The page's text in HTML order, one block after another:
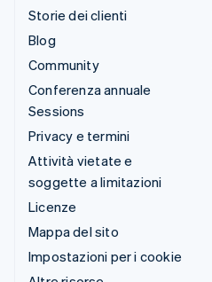
Storie dei clienti
Blog
Community
Conferenza annuale
Sessions
Privacy e termini
Attività vietate e
soggette a limitazioni
Licenze
Mappa del sito
Impostazioni per i cookie